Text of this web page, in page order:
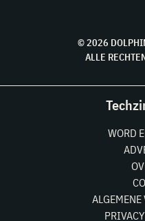
© 2026
ALLE
WORD
ALGEMENE